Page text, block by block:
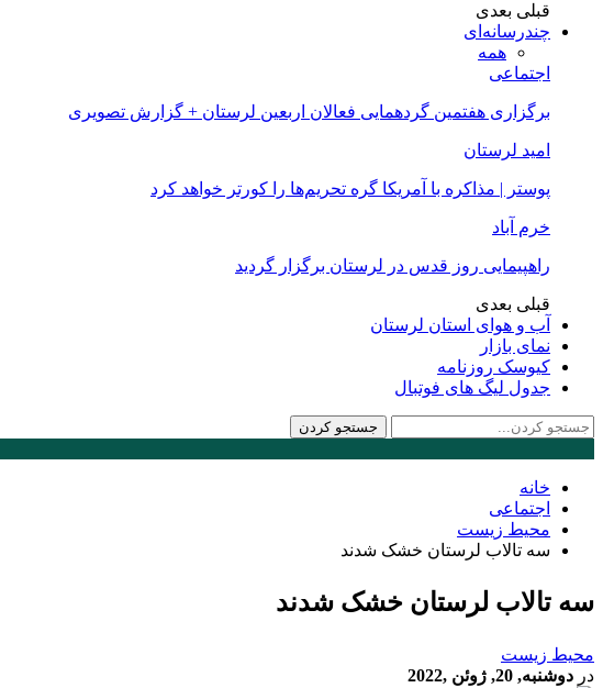
قبلی بعدی
چندرسانه‌ای
همه
اجتماعی
برگزاری هفتمین گردهمایی فعالان اربعین لرستان + گزارش تصویری
امید لرستان
پوستر | مذاکره با آمریکا گره تحریم‌ها را کورتر خواهد کرد
خرم آباد
راهپیمایی روز قدس در لرستان برگزار گردید
قبلی بعدی
آب و هوای استان لرستان
نمای بازار
کیوسک روزنامه
جدول لیگ های فوتبال
خانه
اجتماعی
محیط زیست
سه تالاب لرستان خشک شدند
سه تالاب لرستان خشک شدند
محیط زیست
در دوشنبه, 20, ژوئن ,2022